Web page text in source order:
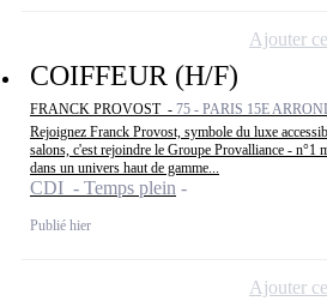
COIFFEUR (H/F)
FRANCK PROVOST - 75 - PARIS 15E
Rejoignez Franck Provost, symbole du luxe
salons, c'est rejoindre le Groupe Provalliance - n°1
dans un univers haut de gamme...
CDI - Temps plein
Publié hier
Ajouter
Ajouter